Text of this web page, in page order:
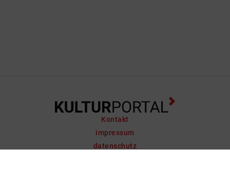
Kontakt
impressum
datenschutz